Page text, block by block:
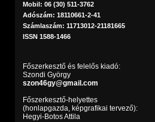
Mobil: 06 (30) 511-3762
Adószám: 18110661-2-41
Számlaszám: 11713012-21181665
ISSN 1588-1466
Főszerkesztő és felelős kiadó:
Szondi György
szon46gy@gmail.com
Főszerkesztő-helyettes
(honlapgazda, képgrafikai tervező):
Hegyi-Botos Attila